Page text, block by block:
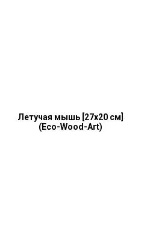
Летучая мышь [27x20 см]
(Eco-Wood-Art)